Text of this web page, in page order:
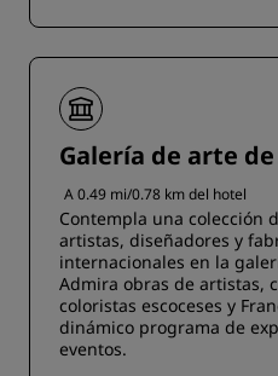
Galería de arte
A 0.49 mi/0.78 km del hotel
Contempla una colección
artistas, diseñadores y
internacionales en la
Admira obras de artistas,
coloristas escoceses y
dinámico programa de
eventos.